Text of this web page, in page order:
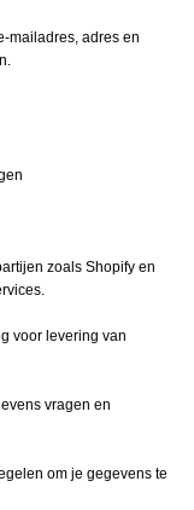
mailadres, adres en
zoals Shopify en
voor levering van
vragen en
om je gegevens te